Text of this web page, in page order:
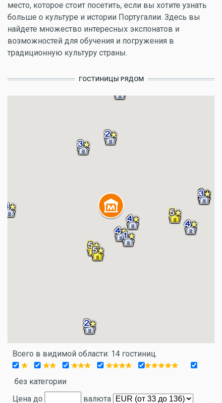
место, которое стоит посетить, если вы хотите узнать
больше о культуре и истории Португалии. Здесь вы
найдете множество интересных экспонатов и
возможностей для обучения и погружения в
традиционную культуру страны.
ГОСТИНИЦЫ РЯДОМ
Всего в видимой области: 14 гостиниц.
без категории
Цена до
валюта